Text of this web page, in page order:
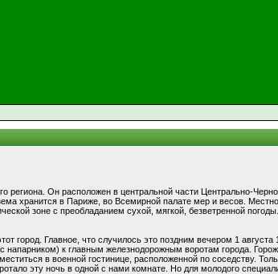
региона. Он расположен в центральной части Центрально-
хранится в Париже, во Всемирной палате мер и весов.
зоне с преобладанием сухой, мягкой, безветренной
город. Главное, что случилось это поздним вечером 1 августа
к главным железнодорожным воротам города.
в военной гостинице, расположенной по соседству.
эту ночь в одной с нами комнате. Но для молодого